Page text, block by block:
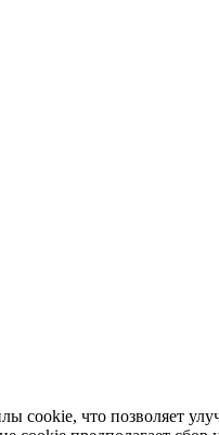
cookie, что позволяет